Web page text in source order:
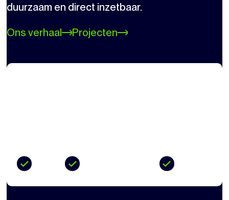
duurzaam en direct inzetbaar.
Ons verhaal Projecten